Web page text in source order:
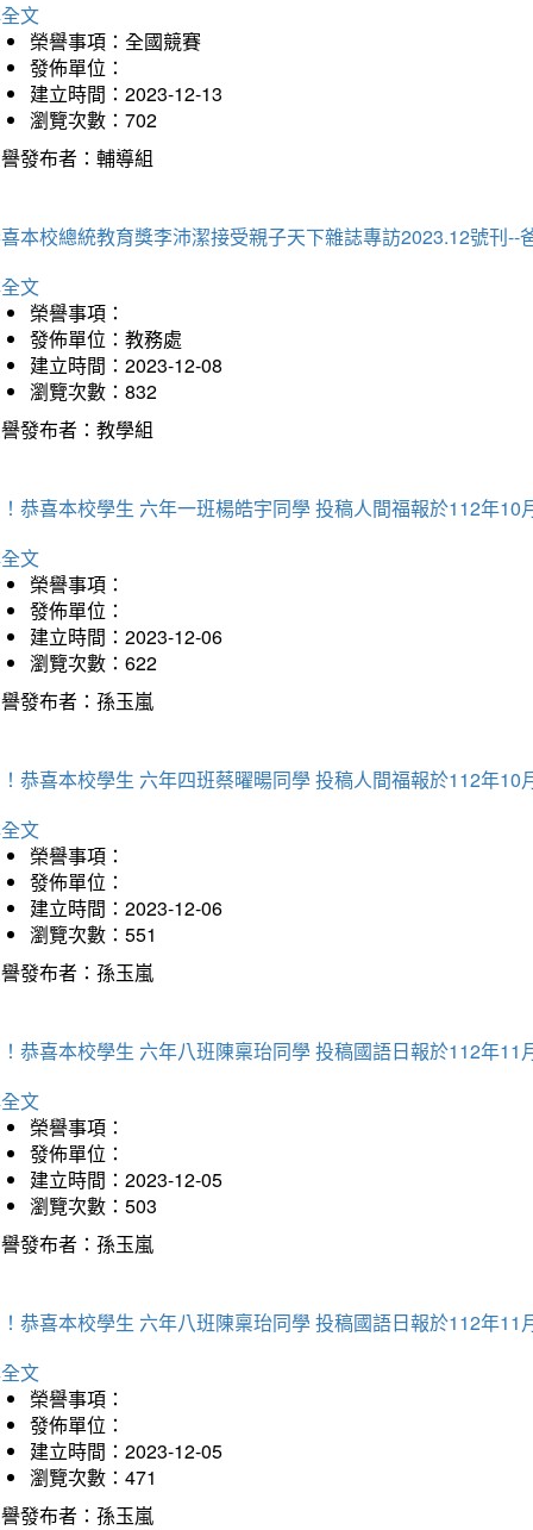
文
榮譽事項：全國競賽
發佈單位：
建立時間：2023-12-13
瀏覽次數：702
發布者：輔導組
本校總統教育獎李沛潔接受親子天下雜誌專訪2023.12號刊--
文
榮譽事項：
發佈單位：教務處
建立時間：2023-12-08
瀏覽次數：832
發布者：教學組
恭喜本校學生 六年一班楊皓宇同學 投稿人間福報於112年10
文
榮譽事項：
發佈單位：
建立時間：2023-12-06
瀏覽次數：622
發布者：孫玉嵐
恭喜本校學生 六年四班蔡曜暘同學 投稿人間福報於112年10
文
榮譽事項：
發佈單位：
建立時間：2023-12-06
瀏覽次數：551
發布者：孫玉嵐
恭喜本校學生 六年八班陳稟珆同學 投稿國語日報於112年11
文
榮譽事項：
發佈單位：
建立時間：2023-12-05
瀏覽次數：503
發布者：孫玉嵐
恭喜本校學生 六年八班陳稟珆同學 投稿國語日報於112年11
文
榮譽事項：
發佈單位：
建立時間：2023-12-05
瀏覽次數：471
發布者：孫玉嵐